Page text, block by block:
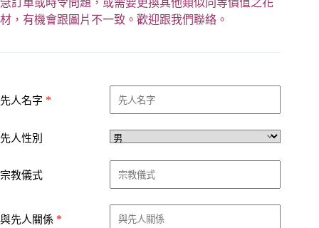
急訂單或時令問題，或需要更換其他類似同等價值之花
材，有機會跟圖片不一致。歡迎跟我們聯絡。
先人名字 *
先人性別
宗教儀式
與先人關係 *